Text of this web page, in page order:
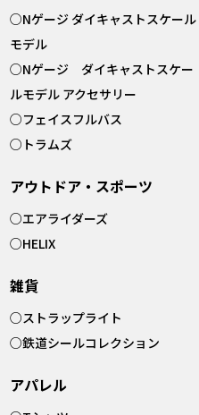
○Nゲージ ダイキャストスケール
モデル
○Nゲージ ダイキャストスケー
ルモデル アクセサリー
○フェイスフルバス
○ トラムズ
アウトドア・スポーツ
○エアライダーズ
○HELIX
雑貨
○ストラップライト
○鉄道シールコレクション
アパレル